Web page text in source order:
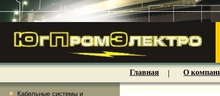
Кабельные системы и
Главная О